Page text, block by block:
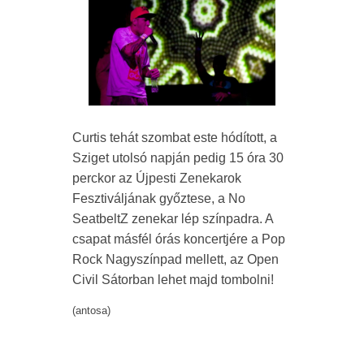
Curtis tehát szombat este hódított, a
Sziget utolsó napján pedig 15 óra 30
perckor az Újpesti Zenekarok
Fesztiváljának győztese, a No
SeatbeltZ zenekar lép színpadra. A
csapat másfél órás koncertjére a Pop
Rock Nagyszínpad mellett, az Open
Civil Sátorban lehet majd tombolni!
(antosa)